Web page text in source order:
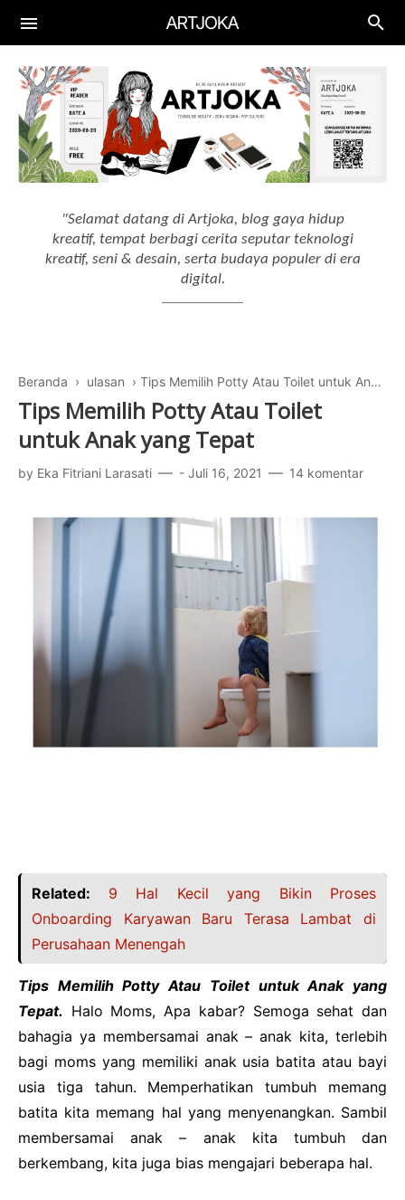
Aplikasi
Aplikasi Keuangan
Aplikasi Edukasi
Aplikasi Menggambar
Gadget
Smartphone
Drawing Tablet
Artificial Intelligence
AI Workflow
"Selamat datang di Artjoka, blog gaya hidup
kreatif, tempat berbagi cerita seputar teknologi
kreatif, seni & desain, serta budaya populer di era
digital.
Beranda › ulasan › Tips Memilih Potty Atau Toilet untuk Anak yang Tepat
Tips Memilih Potty Atau Toilet
untuk Anak yang Tepat
by Eka Fitriani Larasati - Juli 16, 2021 14 komentar
Related: 9 Hal Kecil yang Bikin Proses
Onboarding Karyawan Baru Terasa Lambat di
Perusahaan Menengah
Tips Memilih Potty Atau Toilet untuk Anak yang
Tepat. Halo Moms, Apa kabar? Semoga sehat dan
bahagia ya membersamai anak – anak kita, terlebih
bagi moms yang memiliki anak usia batita atau bayi
usia tiga tahun. Memperhatikan tumbuh memang
batita kita memang hal yang menyenangkan. Sambil
membersamai anak – anak kita tumbuh dan
berkembang, kita juga bias mengajari beberapa hal.